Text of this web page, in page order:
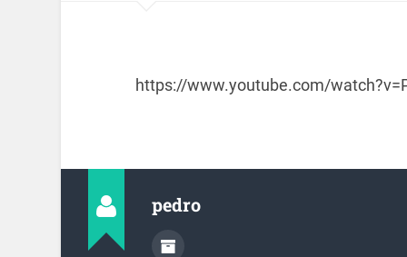
https://www.youtube.com/
pedro